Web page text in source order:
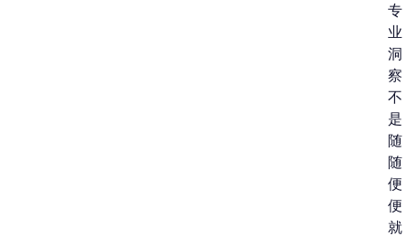
专
业
洞
察
不
是
随
随
便
便
就